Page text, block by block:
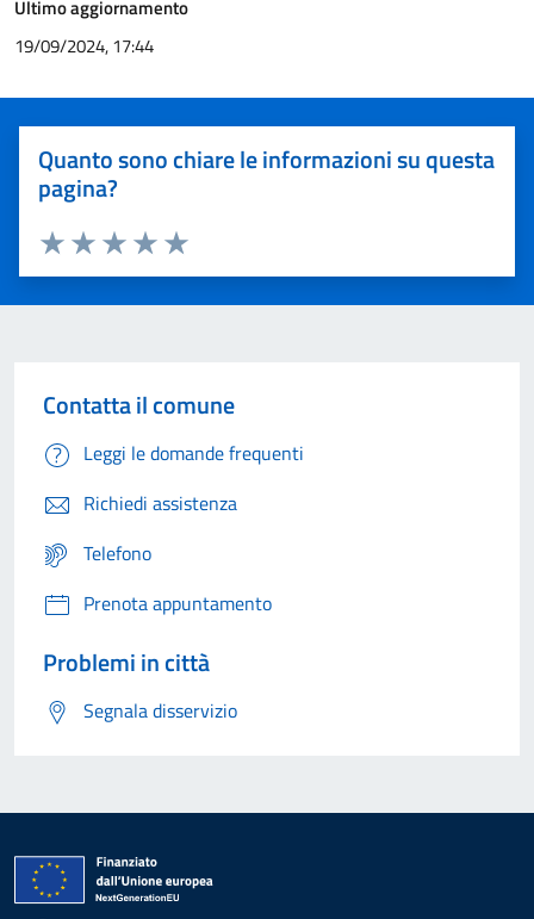
Ultimo aggiornamento
19/09/2024, 17:44
Quanto sono chiare le informazioni su questa
pagina?
Valuta 5 stelle su 5
Valuta 4 stelle su 5
Valuta 3 stelle su 5
Valuta 2 stelle su 5
Valuta 1 stelle su 5
Contatta il comune
Leggi le domande frequenti
Richiedi assistenza
Telefono
Prenota appuntamento
Problemi in città
Segnala disservizio